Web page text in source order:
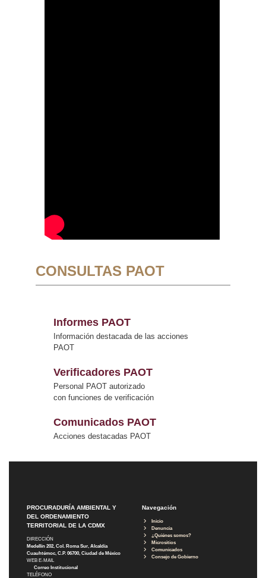
CONSULTAS PAOT
Informes PAOT
Información destacada de las acciones
PAOT
Verificadores PAOT
Personal PAOT autorizado
con funciones de verificación
Comunicados PAOT
Acciones destacadas PAOT
PROCURADURÍA AMBIENTAL Y
DEL ORDENAMIENTO
TERRITORIAL DE LA CDMX
DIRECCIÓN
Medellín 202, Col. Roma Sur, Alcaldía
Cuauhtémoc, C.P. 06700, Ciudad de México
WEB E-MAIL
Correo Institucional
TELÉFONO
Navegación
Inicio
Denuncia
¿Quiénes somos?
Micrositios
Comunicados
Consejo de Gobierno